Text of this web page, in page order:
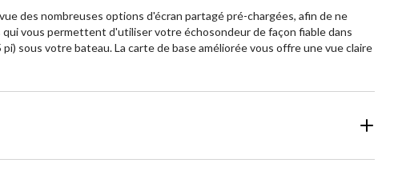
des nombreuses options d'écran partagé pré-chargées, afin de ne
qui vous permettent d'utiliser votre échosondeur de façon fiable dans
sous votre bateau. La carte de base améliorée vous offre une vue claire